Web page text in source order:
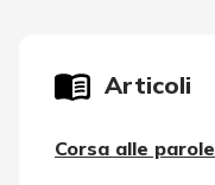
Articoli
Corsa alle parole